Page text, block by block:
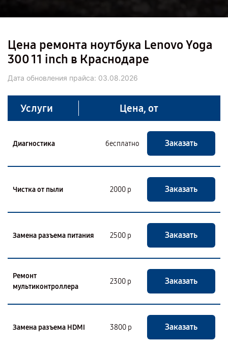
Цена ремонта ноутбука Lenovo Yoga
300 11 inch в Краснодаре
Дата обновления прайса: 03.08.2026
Услуги Цена, от
Диагностика бесплатно Заказать
Чистка от пыли 2000 р Заказать
Замена разъема питания 2500 р Заказать
Ремонт
мультиконтроллера
2300 р Заказать
Замена разъема HDMI 3800 р Заказать